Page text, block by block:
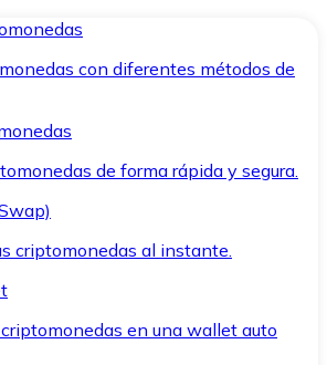
con diferentes métodos de
de forma rápida y segura.
criptomonedas al instante.
en una wallet auto